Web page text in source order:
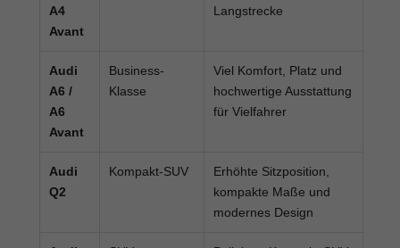
A4
Avant
Langstrecke
Audi
A6 /
A6
Avant
Business-
Klasse
Viel Komfort, Platz und
hochwertige Ausstattung
für Vielfahrer
Audi
Q2
Kompakt-SUV
Erhöhte Sitzposition,
kompakte Maße und
modernes Design